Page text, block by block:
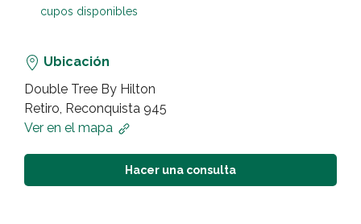
cupos disponibles
Ubicación
Double Tree By Hilton
Retiro, Reconquista 945
Ver en el mapa
Hacer una consulta